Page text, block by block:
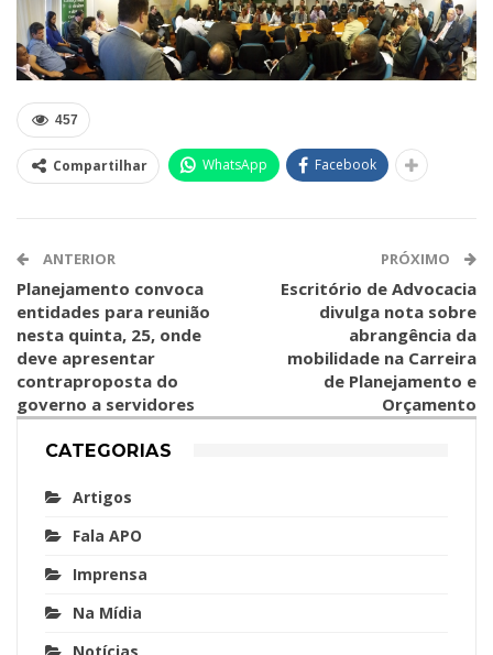
457
Compartilhar WhatsApp Facebook
ANTERIOR
Planejamento convoca
entidades para reunião
nesta quinta, 25, onde
deve apresentar
contraproposta do
governo a servidores
PRÓXIMO
Escritório de Advocacia
divulga nota sobre
abrangência da
mobilidade na Carreira
de Planejamento e
Orçamento
CATEGORIAS
Artigos
Fala APO
Imprensa
Na Mídia